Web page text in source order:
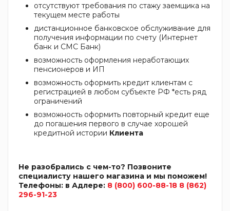
отсутствуют требования по стажу заемщика на
текущем месте работы
дистанционное банковское обслуживание для
получения информации по счету (Интернет
банк и СМС Банк)
возможность оформления неработающих
пенсионеров и ИП
возможность оформить кредит клиентам с
регистрацией в любом субъекте РФ *есть ряд
ограничений
возможность оформить повторный кредит еще
до погашения первого в случае хорошей
кредитной истории Клиента
Не разобрались с чем-то? Позвоните
специалисту нашего магазина и мы поможем!
Телефоны: в Адлере: 8 (800) 600-88-18 8 (862)
296-91-23